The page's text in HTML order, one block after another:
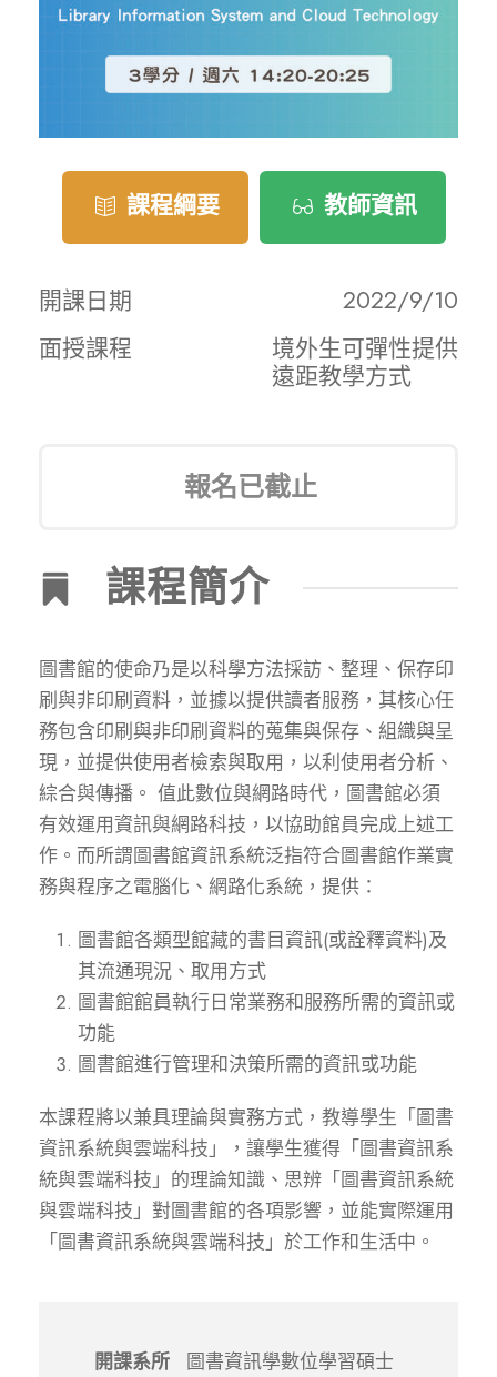
課程綱要 教師資訊
開課日期
2022/9/10
面授課程
境外生可彈性提供
遠距教學方式
報名已截止
課程簡介
圖書館的使命乃是以科學方法採訪、整理、保存印
刷與非印刷資料，並據以提供讀者服務，其核心任
務包含印刷與非印刷資料的蒐集與保存、組織與呈
現，並提供使用者檢索與取用，以利使用者分析、
綜合與傳播。 值此數位與網路時代，圖書館必須
有效運用資訊與網路科技，以協助館員完成上述工
作。而所謂圖書館資訊系統泛指符合圖書館作業實
務與程序之電腦化、網路化系統，提供：
圖書館各類型館藏的書目資訊(或詮釋資料)及
其流通現況、取用方式
圖書館館員執行日常業務和服務所需的資訊或
功能
圖書館進行管理和決策所需的資訊或功能
本課程將以兼具理論與實務方式，教導學生「圖書
資訊系統與雲端科技」，讓學生獲得「圖書資訊系
統與雲端科技」的理論知識、思辨「圖書資訊系統
與雲端科技」對圖書館的各項影響，並能實際運用
「圖書資訊系統與雲端科技」於工作和生活中。
開課系所
圖書資訊學數位學習碩士